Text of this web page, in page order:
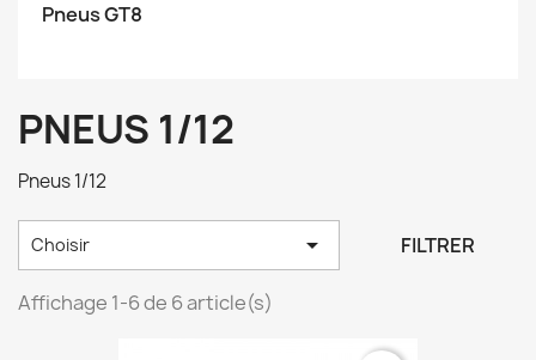
Pneus GT8
PNEUS 1/12
Pneus 1/12
Choisir  FILTRER
Affichage 1-6 de 6 article(s)